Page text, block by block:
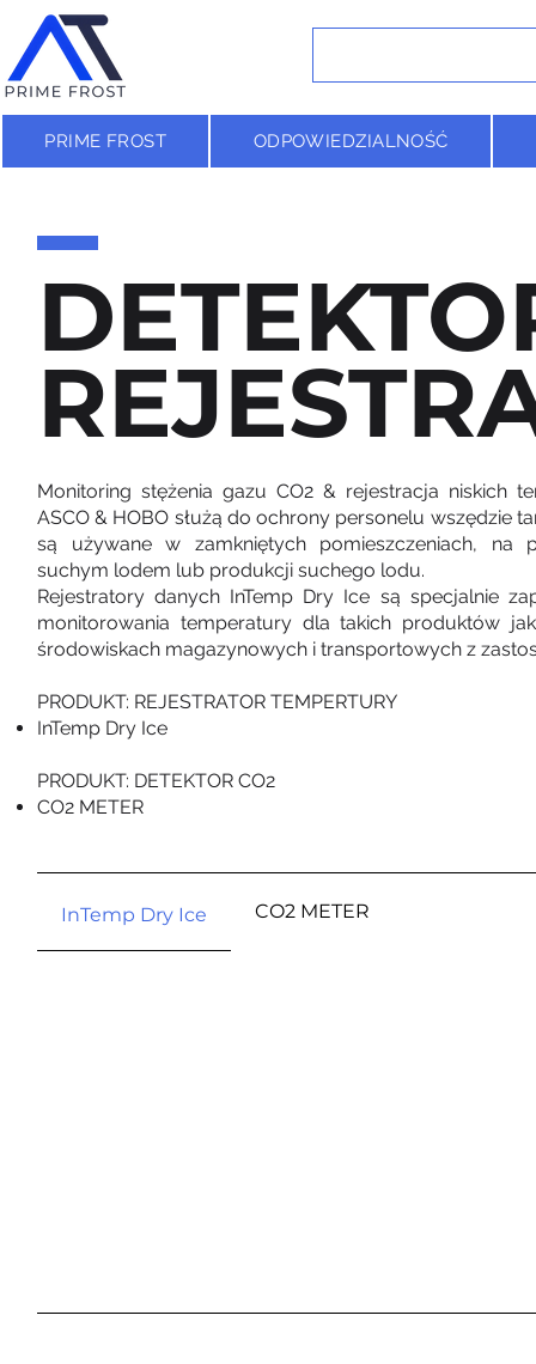
PRIME FROST ODPOWIEDZIALNOŚĆ
Monitoring stężenia gazu CO2 & rejestracja niskich
ASCO & HOBO służą do ochrony personelu wszędzie
są używane w zamkniętych pomieszczeniach, na
suchym lodem lub produkcji suchego lodu.
Rejestratory danych InTemp Dry Ice są specjalnie
monitorowania temperatury dla takich produktów
środowiskach magazynowych i transportowych z
PRODUKT: REJESTRATOR TEMPERTURY
InTemp Dry Ice
PRODUKT: DETEKTOR CO2
CO2 METER
InTemp Dry Ice CO2 METER